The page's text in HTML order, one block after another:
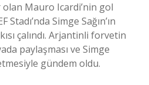
Mauro Icardi’nin gol
Simge Sağın’ın
çalındı. Arjantinli forvetin
paylaşması ve Simge
gündem oldu.